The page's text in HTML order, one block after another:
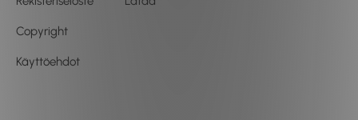
Copyright
Käyttöehdot